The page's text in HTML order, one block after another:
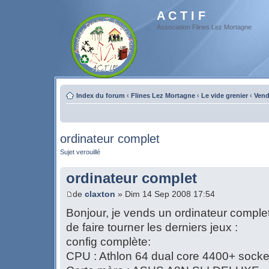
A C T I F
Association Flines Lez Mortagne
Index du forum ‹ Flines Lez Mortagne ‹ Le vide grenier ‹
ordinateur complet
Sujet verouillé
ordinateur complet
de claxton » Dim 14 Sep 2008 17:54
Bonjour, je vends un ordinateur
de faire tourner les derniers jeux :
config complète:
CPU : Athlon 64 dual core 4400+